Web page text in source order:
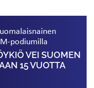
podiumilla
VEI SUOMEN
15 VUOTTA